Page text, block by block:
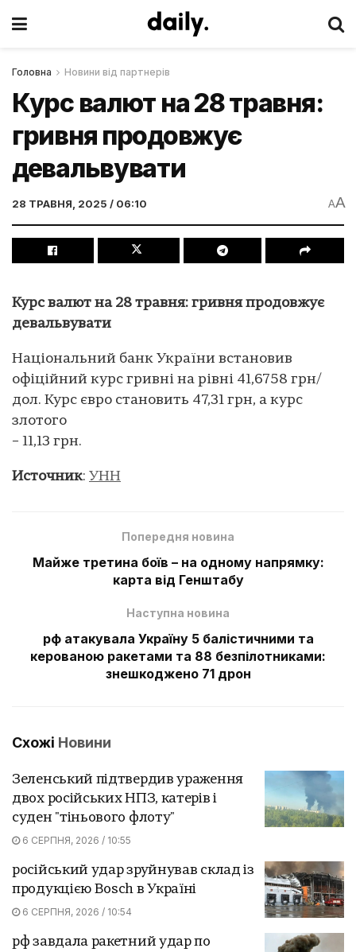
Головна Новини від партнерів
Курс валют на 28 травня:
гривня продовжує
девальвувати
28 ТРАВНЯ, 2025 / 06:10 AA
Курс валют на 28 травня: гривня продовжує
девальвувати
Національний банк України встановив
офіційний курс гривні на рівні 41,6758 грн/
дол. Курс євро становить 47,31 грн, а курс
злотого
– 11,13 грн.
Источник: УНН
Попередня новина
Майже третина боїв – на одному напрямку:
карта від Генштабу
Наступна новина
рф атакувала Україну 5 балістичними та
керованою ракетами та 88 безпілотниками:
знешкоджено 71 дрон
Схожі Новини
Зеленський підтвердив ураження
двох російських НПЗ, катерів і
суден "тіньового флоту"
6 СЕРПНЯ, 2026 / 10:55
російський удар зруйнував склад із
продукцією Bosch в Україні
6 СЕРПНЯ, 2026 / 10:54
рф завдала ракетний удар по